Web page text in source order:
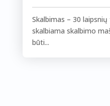
Skalbimas – 30
skalbiama skalbimo
būti...